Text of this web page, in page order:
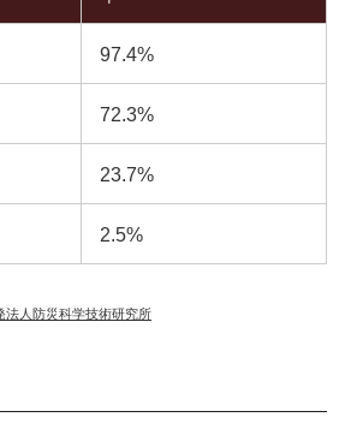
97.4%
72.3%
23.7%
2.5%
法人防災科学技術研究所